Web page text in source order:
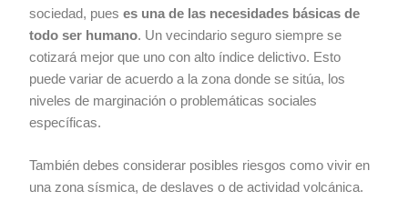
sociedad, pueses una de las necesidades básicas de
todo ser humano. Un vecindario seguro siempre se
cotizará mejor que uno con alto índice delictivo. Esto
puede variar de acuerdo a la zona donde se sitúa, los
niveles de marginación o problemáticas sociales
específicas.
También debes considerar posibles riesgos como vivir en
una zona sísmica, de deslaves o de actividad volcánica.